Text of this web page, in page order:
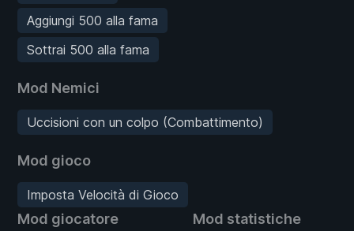
Aggiungi 500 alla fama
Sottrai 500 alla fama
Mod Nemici
Uccisioni con un colpo (Combattimento)
Mod gioco
Imposta Velocità di Gioco
Mod giocatore Mod statistiche